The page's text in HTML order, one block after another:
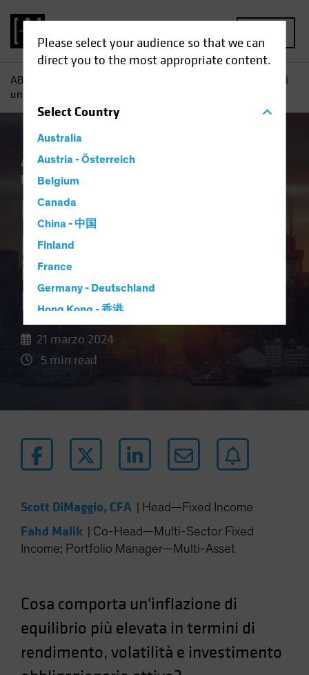
Please select your audience so that we can
direct you to the most appropriate content.
SelectCountry
Australia
Austria - Österreich
Belgium
Canada
China - 中国
Finland
France
Germany - Deutschland
Hong Kong - 香港
Luxembourg and Other EMEA
Netherlands
Norway
Poland
South Korea - 대한민국
Spain
Sweden
AB
L'alba di
un nuovo paradigma: implicazioni per l'obbligazionario
AB IQ Attivi e passivi
Inflazione
L'alba di un nuovo
paradigma:
implicazioni per
l'obbligazionario
21 marzo 2024
5 min read
Scott DiMaggio, CFA Head—Fixed Income
Fahd Malik
Co-Head—Multi-Sector Fixed
Income; Portfolio Manager—Multi-Asset
Cosa comporta un'inflazione di
equilibrio più elevata in termini di
rendimento, volatilità e investimento